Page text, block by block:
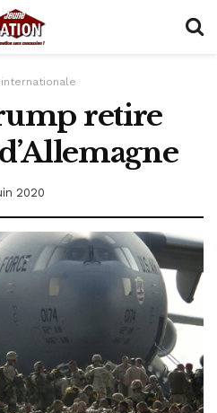
retire
2020